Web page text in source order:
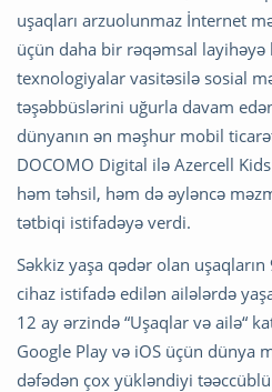
uşaqları arzuolunmaz İnternet
üçün daha bir rəqəmsal layihəyə
texnologiyalar vasitəsilə sosial
təşəbbüslərini uğurla davam
dünyanın ən məşhur mobil
DOCOMO Digital ilə Azercell
həm təhsil, həm də əyləncə
tətbiqi istifadəyə verdi.
Səkkiz yaşa qədər olan
cihaz istifadə edilən ailələrdə
12 ay ərzində “Uşaqlar və ailə“
Google Play və iOS üçün dünya
dəfədən çox yükləndiyi